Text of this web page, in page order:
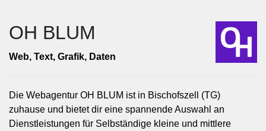
OH BLUM
Web, Text, Grafik, Daten
Die Webagentur OH BLUM ist in Bischofszell (TG)
zuhause und bietet dir eine spannende Auswahl an
Dienstleistungen für Selbständige kleine und mittlere